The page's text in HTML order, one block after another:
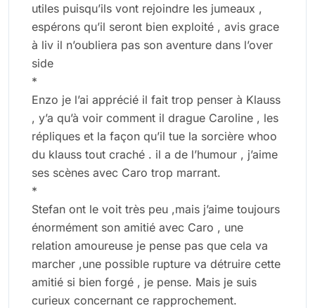
utiles puisqu’ils vont rejoindre les jumeaux ,
espérons qu’il seront bien exploité , avis grace
à liv il n’oubliera pas son aventure dans l’over
side
*
Enzo je l’ai apprécié il fait trop penser à Klauss
, y’a qu’à voir comment il drague Caroline , les
répliques et la façon qu’il tue la sorcière whoo
du klauss tout craché . il a de l’humour , j’aime
ses scènes avec Caro trop marrant.
*
Stefan ont le voit très peu ,mais j’aime toujours
énormément son amitié avec Caro , une
relation amoureuse je pense pas que cela va
marcher ,une possible rupture va détruire cette
amitié si bien forgé , je pense. Mais je suis
curieux concernant ce rapprochement.